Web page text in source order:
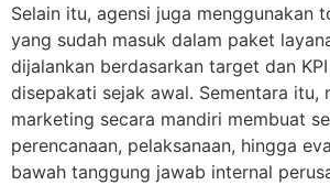
Selain itu, agensi juga menggunakan
yang sudah masuk dalam paket
dijalankan berdasarkan target dan
disepakati sejak awal. Sementara itu,
marketing secara mandiri membuat
perencanaan, pelaksanaan, hingga
bawah tanggung jawab internal